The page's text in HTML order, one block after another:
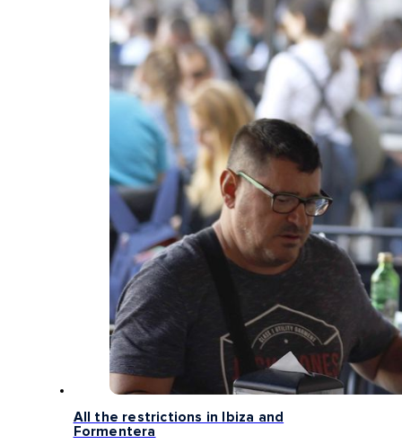
All the restrictions in Ibiza and
Formentera